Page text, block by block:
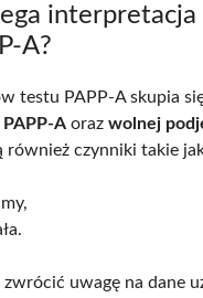
A?
testu PAPP-A skupia
PAPP-A oraz wolnej
również czynniki takie
uwagę na dane